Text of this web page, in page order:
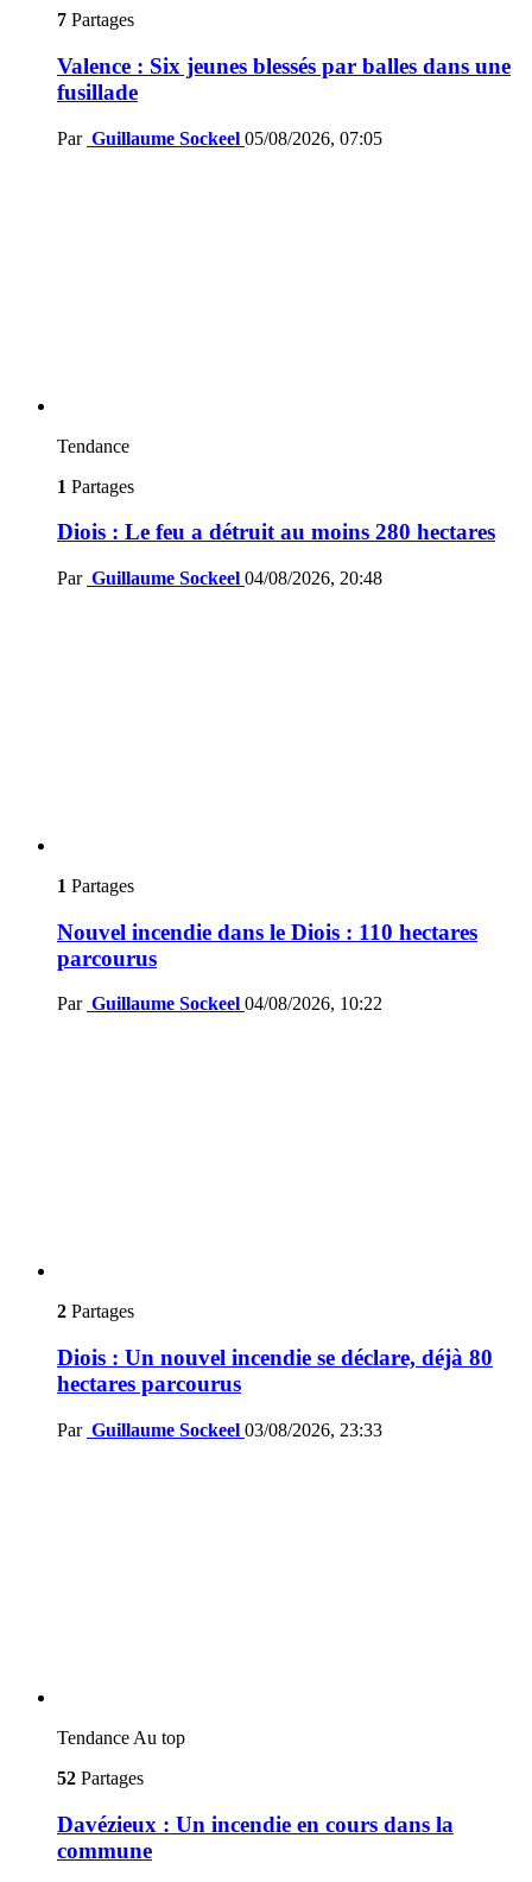
7 Partages
Valence : Six jeunes blessés par balles dans une
fusillade
Par Guillaume Sockeel 05/08/2026, 07:05
Tendance
1 Partages
Diois : Le feu a détruit au moins 280 hectares
Par Guillaume Sockeel 04/08/2026, 20:48
1 Partages
Nouvel incendie dans le Diois : 110 hectares
parcourus
Par Guillaume Sockeel 04/08/2026, 10:22
2 Partages
Diois : Un nouvel incendie se déclare, déjà 80
hectares parcourus
Par Guillaume Sockeel 03/08/2026, 23:33
Tendance Au top
52 Partages
Davézieux : Un incendie en cours dans la
commune